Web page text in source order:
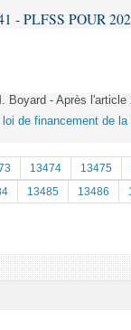
- PLFSS POUR
Boyard - Après l'article
de financement de
13474 13475
13485 13486